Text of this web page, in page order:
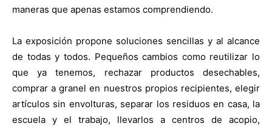
maneras que apenas estamos comprendiendo.
La exposición propone soluciones sencillas y al alcance
de todas y todos. Pequeños cambios como reutilizar lo
que ya tenemos, rechazar productos desechables,
comprar a granel en nuestros propios recipientes, elegir
artículos sin envolturas, separar los residuos en casa, la
escuela y el trabajo, llevarlos a centros de acopio,